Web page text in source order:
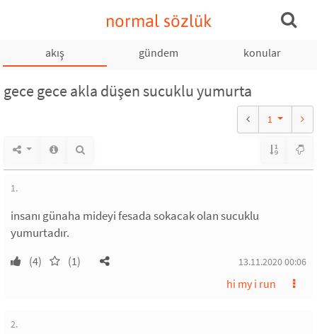
normal sözlük
akış gündem konular
gece gece akla düşen sucuklu yumurta
1
1.
insanı günaha mideyi fesada sokacak olan sucuklu
yumurtadır.
(4) (1) 13.11.2020 00:06
hi my i run
2.